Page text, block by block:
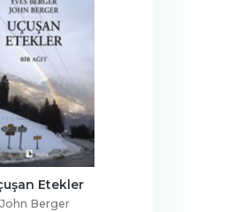
Etekler
John Berger